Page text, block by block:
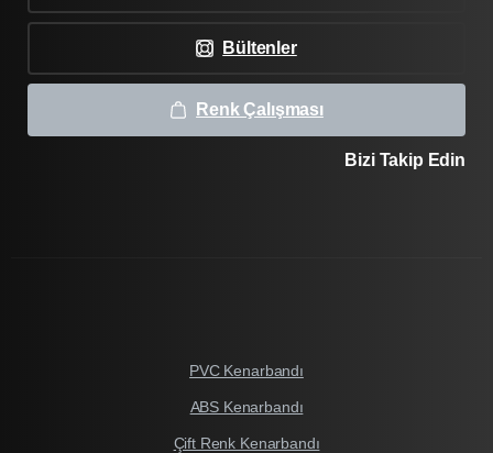
Bültenler
Renk Çalışması
Bizi Takip Edin
PVC Kenarbandı
ABS Kenarbandı
Çift Renk Kenarbandı